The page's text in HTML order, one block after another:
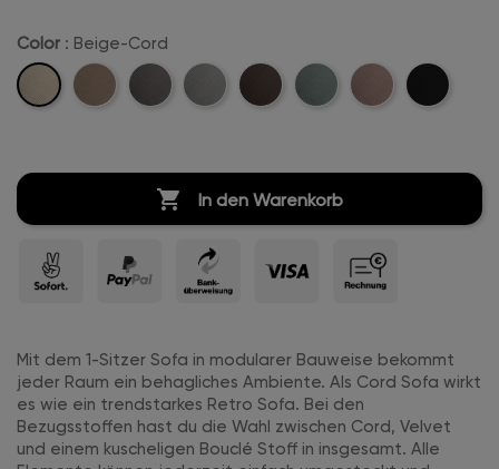
Color : Beige-Cord
Beige-
Cord
Sand-
Anthrazit-Hellgrau-Dunkelbraun-
Mintgreen-Rosa-
Schwarz-
 In den Warenkorb
Mit dem 1-Sitzer Sofa in modularer Bauweise bekommt
jeder Raum ein behagliches Ambiente. Als Cord Sofa wirkt
es wie ein trendstarkes Retro Sofa. Bei den
Bezugsstoffen hast du die Wahl zwischen Cord, Velvet
und einem kuscheligen Bouclé Stoff in insgesamt. Alle